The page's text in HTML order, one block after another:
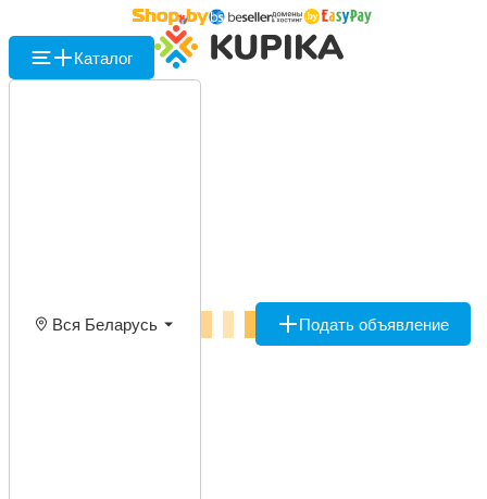
Каталог
Вся Беларусь Подать объявление